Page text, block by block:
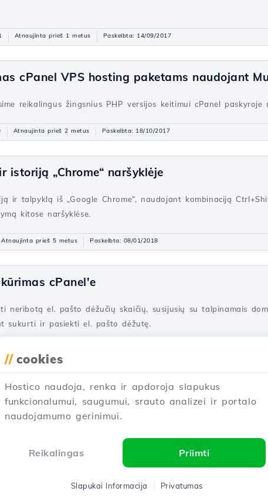
Atnaujinta prieš 1 metus Paskelbta: 14/09/2017
cPanel VPS hosting paketams naudojant
reikalingus žingsnius PHP versijos keitimui cPanel
Atnaujinta prieš 2 metus Paskelbta: 18/10/2017
istoriją „Chrome“ naršyklėje
ir talpyklą iš „Google Chrome“, naudojant kombinaciją
kitose naršyklėse.
Atnaujinta prieš 5 metus Paskelbta: 08/01/2018
cPanel'e
neribotą el. pašto dėžučių skaičių, susijusių su talpinamais
sukurti ir pasiekti el. pašto dėžutę.
kaip užblokuoti SSH prieigą prie Webuzo serverio,
Atnaujinta prieš 1 metus
// cookies
Hostico naudoja, renka ir apdoroja slapukus
funkcionalumui, saugumui, srauto analizei ir portalo
naudojamumo gerinimui.
Reikalingas Priimti
Slapukai Informacija Privatumas